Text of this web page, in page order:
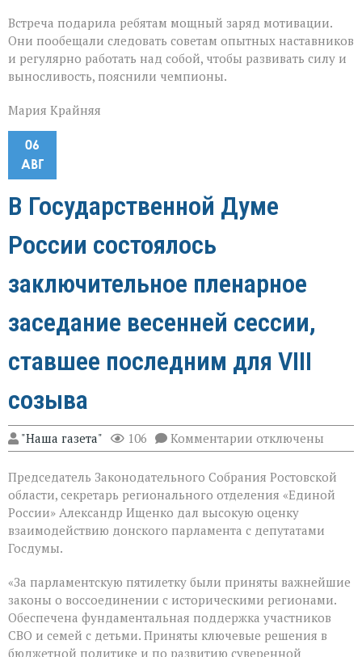
Встреча подарила ребятам мощный заряд мотивации.
Они пообещали следовать советам опытных наставников
и регулярно работать над собой, чтобы развивать силу и
выносливость, пояснили чемпионы.
Мария Крайняя
06
АВГ
В Государственной Думе
России состоялось
заключительное пленарное
заседание весенней сессии,
ставшее последним для VIII
созыва
"Наша газета" 106 Комментарии к
записи
Государственной
Думе
состоялось
заключительное
сессии,
ставшее
последним
для
VIII
отключены
Председатель Законодательного Собрания Ростовской
области, секретарь регионального отделения «Единой
России» Александр Ищенко дал высокую оценку
взаимодействию донского парламента с депутатами
Госдумы.
«За парламентскую пятилетку были приняты важнейшие
законы о воссоединении с историческими регионами.
Обеспечена фундаментальная поддержка участников
СВО и семей с детьми. Приняты ключевые решения в
бюджетной политике и по развитию суверенной